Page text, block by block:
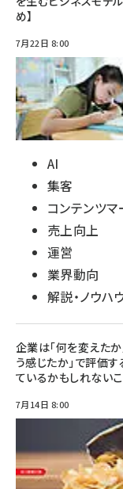
め】
7月22日 8:00
AI
集客
コンテンツマ
売上向上
運営
業界動向
解説・ノウハ
企業は「何を変えたか
う感じたか」で評価
ているかもしれないこ
7月14日 8:00